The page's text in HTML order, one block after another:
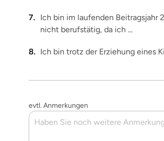
Ich bin im laufenden Beitragsjahr
nicht berufstätig, da ich …
Ich bin trotz der Erziehung eines
evtl. Anmerkungen